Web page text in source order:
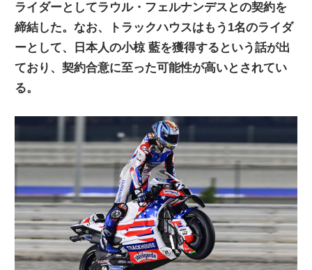
ニ
ュ
ス
ライダーとしてラウル・フェルナンデスとの契約を
締結した。なお、トラックハウスはもう1名のライダ
ーとして、日本人の小椋 藍を獲得するという話が出
ており、契約合意に至った可能性が高いとされてい
る。